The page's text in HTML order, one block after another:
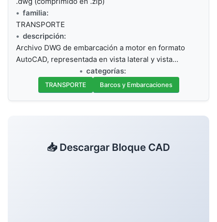
familia:
TRANSPORTE
descripción:
Archivo DWG de embarcación a motor en formato
AutoCAD, representada en vista lateral y vista…
categorías:
TRANSPORTE Barcos y Embarcaciones
📥 Descargar Bloque CAD